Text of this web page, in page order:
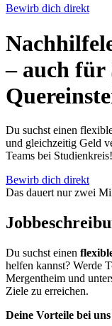
Bewirb dich direkt
– auch für
Du suchst einen
und gleichzeitig Geld
Teams bei Studienkreis!
Bewirb dich direkt
Das dauert nur zwei
Du suchst einen
helfen kannst? Werde
Mergentheim und
Ziele zu erreichen.
Deine Vorteile bei uns